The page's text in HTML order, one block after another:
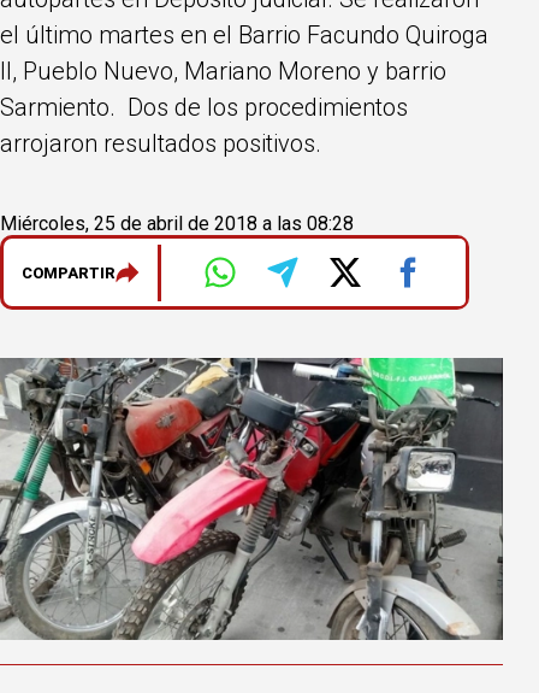
el último martes en el Barrio Facundo Quiroga
II, Pueblo Nuevo, Mariano Moreno y barrio
Sarmiento. Dos de los procedimientos
arrojaron resultados positivos.
Miércoles, 25 de abril de 2018 a las 08:28
COMPARTIR